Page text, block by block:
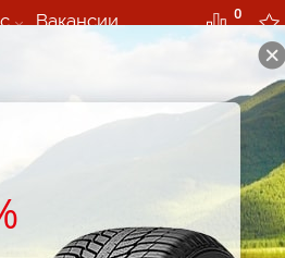
Вакансии 0